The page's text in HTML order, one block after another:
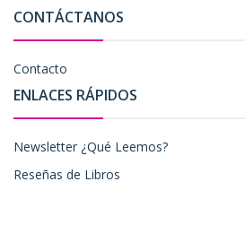
CONTÁCTANOS
Contacto
ENLACES RÁPIDOS
Newsletter ¿Qué Leemos?
Reseñas de Libros